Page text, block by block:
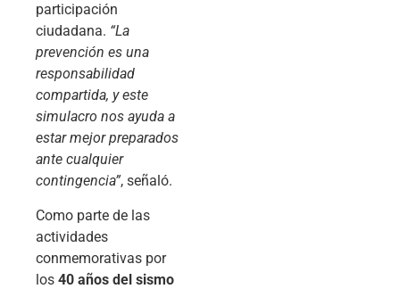
participación
ciudadana. “La
prevención es una
responsabilidad
compartida, y este
simulacro nos ayuda a
estar mejor preparados
ante cualquier
contingencia”, señaló.
Como parte de las
actividades
conmemorativas por
los 40 años del sismo